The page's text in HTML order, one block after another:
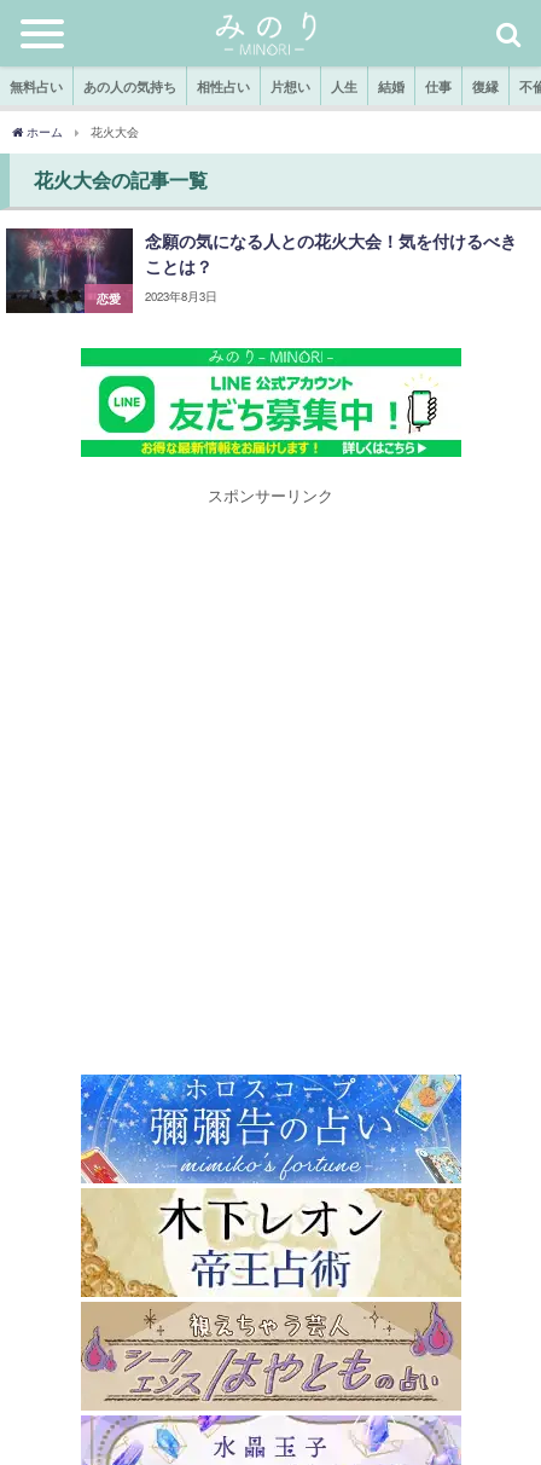
無料占い あの人の気持ち 相性占い 片想い 人生 結婚 仕事 復縁 不
ホーム 花火大会
花火大会の記事一覧
恋愛
念願の気になる人との花火大会！気を付けるべき
ことは？
2023年8月3日
スポンサーリンク